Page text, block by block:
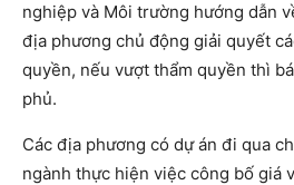
nghiệp và Môi trường hướng dẫn
địa phương chủ động giải quyết
quyền, nếu vượt thẩm quyền thì
phủ.
Các địa phương có dự án đi qua
ngành thực hiện việc công bố giá